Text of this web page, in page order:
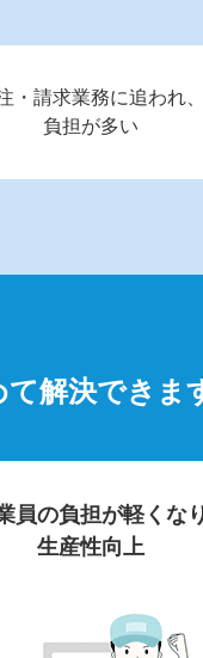
・請求業務に追われ
負担が多い
て解決できま
員の負担が軽くな
生産性向上